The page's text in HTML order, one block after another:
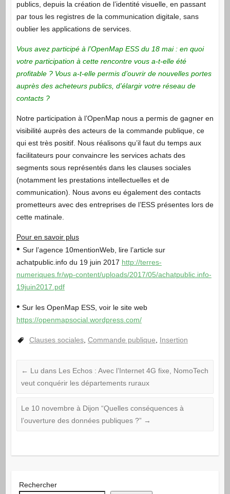
publics, depuis la création de l’identité visuelle, en passant
par tous les registres de la communication digitale, sans
oublier les applications de services.
Vous avez participé à l’OpenMap ESS du 18 mai : en quoi
votre participation à cette rencontre vous a-t-elle été
profitable ? Vous a-t-elle permis d’ouvrir de nouvelles portes
auprès des acheteurs publics, d’élargir votre réseau de
contacts ?
Notre participation à l’OpenMap nous a permis de gagner en
visibilité auprès des acteurs de la commande publique, ce
qui est très positif. Nous réalisons qu’il faut du temps aux
facilitateurs pour convaincre les services achats des
segments sous représentés dans les clauses sociales
(notamment les prestations intellectuelles et de
communication). Nous avons eu également des contacts
prometteurs avec des entreprises de l’ESS présentes lors de
cette matinale.
Pour en savoir plus
• Sur l’agence 10mentionWeb, lire l’article sur
achatpublic.info du 19 juin 2017 http://terres-
numeriques.fr/wp-content/uploads/2017/05/achatpublic.info-
19juin2017.pdf
• Sur les OpenMap ESS, voir le site web
https://openmapsocial.wordpress.com/
Clauses sociales, Commande publique Insertion
← Lu dans Les Echos : Avec l’Internet 4G fixe, NomoTech
veut conquérir les départements ruraux
Le 10 novembre à Dijon “Quelles conséquences à
l’ouverture des données publiques ?” →
Rechercher